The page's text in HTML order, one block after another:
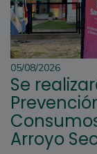
05/08/2026
Se
Arroyo